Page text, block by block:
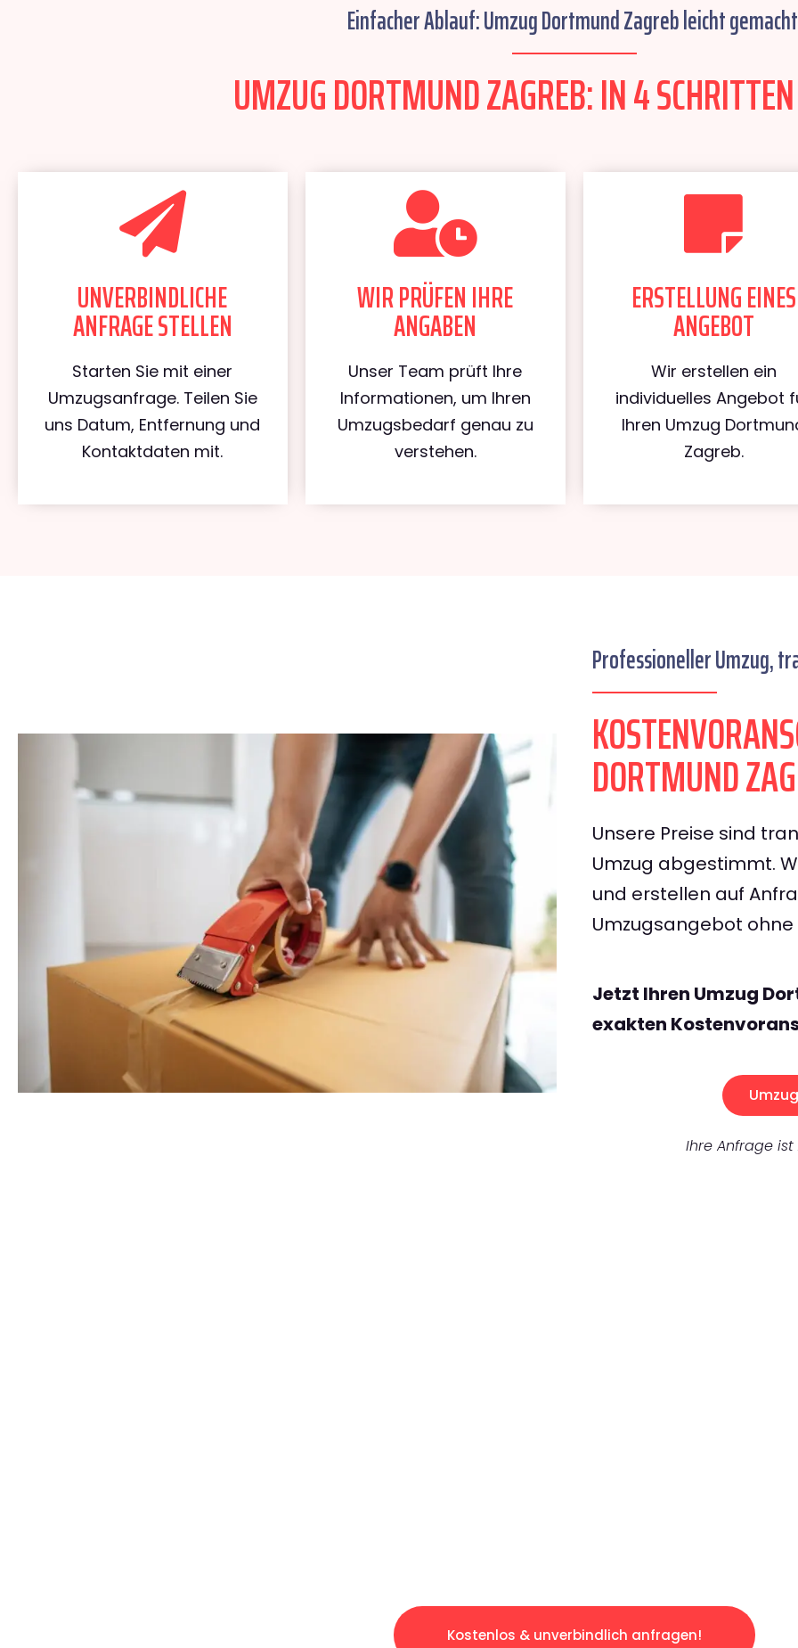
Einfacher Ablauf: Umzug Dortmund Zagreb leicht
UMZUG DORTMUND ZAGREB: IN 4
UNVERBINDLICHE
ANFRAGE STELLEN
Starten Sie mit einer
Umzugsanfrage. Teilen Sie
uns Datum, Entfernung und
Kontaktdaten mit.
WIR PRÜFEN IHRE
ANGABEN
Unser Team prüft Ihre
Informationen, um Ihren
Umzugsbedarf genau zu
verstehen.
ERSTELLUNG EINES
ANGEBOT
Wir erstellen ein
individuelles Angebot
Ihren Umzug
Zagreb.
Professioneller Umzug,
DORTMUND
Unsere Preise sind
Umzug abgestimmt.
und erstellen auf
Umzugsangebot
Jetzt Ihren Umzug
exakten
Ihre Anfrage ist
Kostenlos & unverbindlich anfragen!